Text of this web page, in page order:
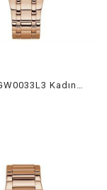
Guess GUGW0033L3 Kadın Kol Saati